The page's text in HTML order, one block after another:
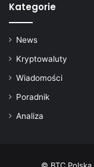
Kategorie
News
Kryptowaluty
Wiadomości
Poradnik
Analiza